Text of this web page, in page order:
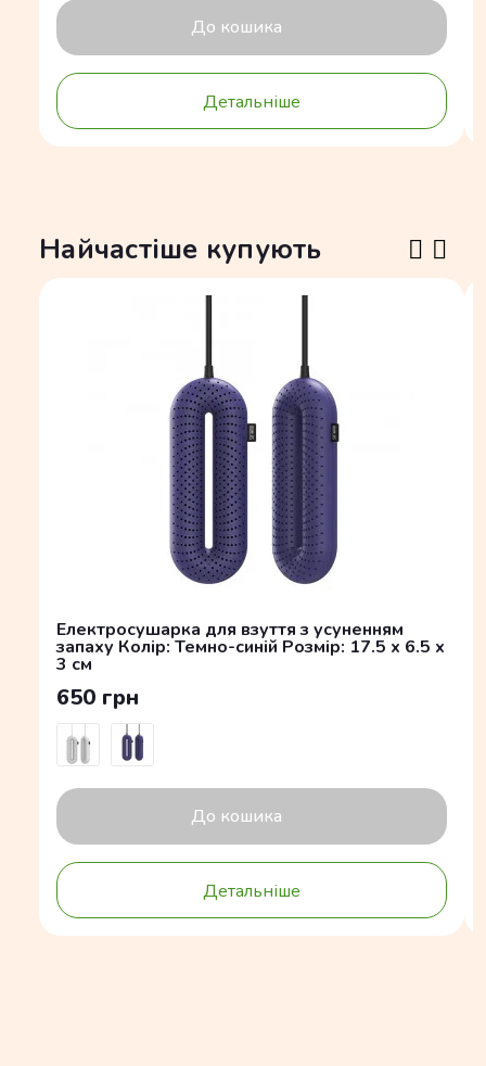
До кошика
Детальніше
Найчастіше купують
Електросушарка для взуття з усуненням
запаху Колір: Темно-синій Розмір: 17.5 x 6.5 x
3 см
650 грн
До кошика
Детальніше